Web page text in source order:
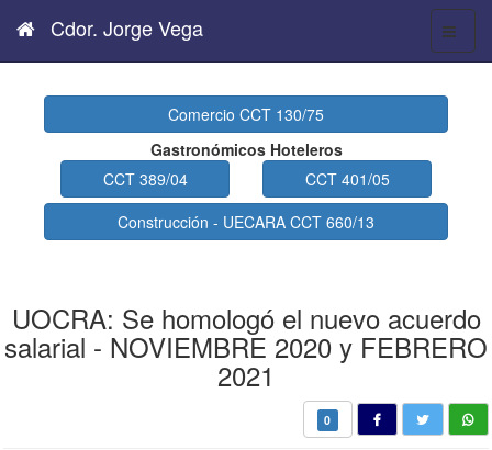
Cdor. Jorge Vega
Comercio CCT 130/75
Gastronómicos Hoteleros
CCT 389/04
CCT 401/05
Construcción - UECARA CCT 660/13
UOCRA: Se homologó el nuevo acuerdo
salarial - NOVIEMBRE 2020 y FEBRERO
2021
0